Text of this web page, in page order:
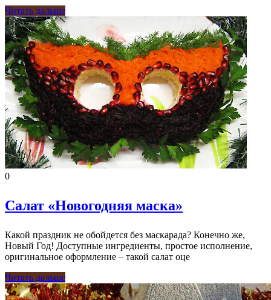
Читать дальше
0
Салат «Новогодняя маска»
Какой праздник не обойдется без маскарада? Конечно же,
Новый Год! Доступные ингредиенты, простое исполнение,
оригинальное оформление – такой салат оце
Читать дальше